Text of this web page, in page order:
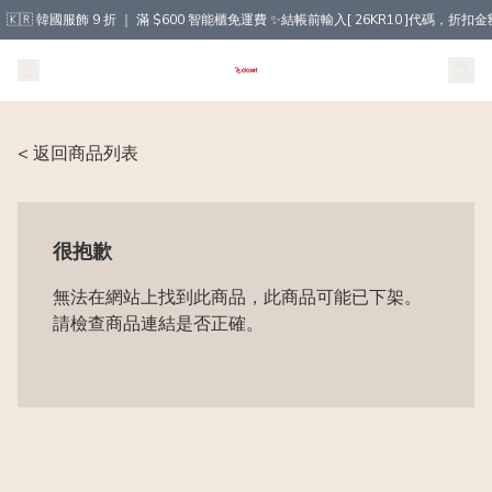
🇰🇷 韓國服飾 9 折 ｜ 滿 $600 智能櫃免運費 ✨結帳前輸入[ 26KR10 ]代碼，折扣金
< 返回商品列表
很抱歉
無法在網站上找到此商品，此商品可能已下架。
請檢查商品連結是否正確。